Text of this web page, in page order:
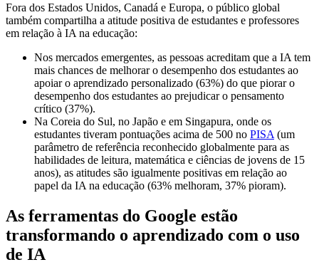
Fora dos Estados Unidos, Canadá e Europa, o público global
também compartilha a atitude positiva de estudantes e professores
em relação à IA na educação:
Nos mercados emergentes, as pessoas acreditam que a IA tem
mais chances de melhorar o desempenho dos estudantes ao
apoiar o aprendizado personalizado (63%) do que piorar o
desempenho dos estudantes ao prejudicar o pensamento
crítico (37%).
Na Coreia do Sul, no Japão e em Singapura, onde os
estudantes tiveram pontuações acima de 500 no PISA (um
parâmetro de referência reconhecido globalmente para as
habilidades de leitura, matemática e ciências de jovens de 15
anos), as atitudes são igualmente positivas em relação ao
papel da IA na educação (63% melhoram, 37% pioram).
As ferramentas do Google estão
transformando o aprendizado com o uso
de IA